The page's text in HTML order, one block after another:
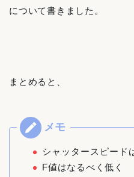
について書きました。
まとめると、
シャッタースピード
F値はなるべく低く